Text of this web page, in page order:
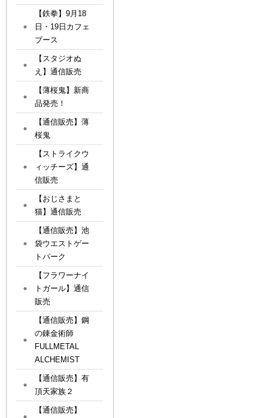
【鉄拳】9月18
日・19日カフェ
ブース
【スタジオぬ
え】通信販売
【薄桜鬼】新商
品発売！
【通信販売】薄
桜鬼
【ストライクウ
ィッチーズ】通
信販売
【おじさまと
猫】通信販売
【通信販売】池
袋ウエストゲー
トパーク
【フラワーナイ
トガール】通信
販売
【通信販売】鋼
の錬金術師
FULLMETAL
ALCHEMIST
【通信販売】有
頂天家族２
【通信販売】